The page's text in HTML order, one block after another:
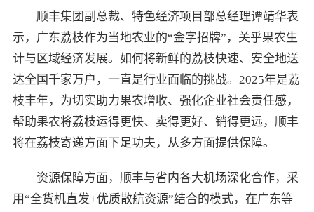
顺丰集团副总裁、特色经济项目部总经理谭靖华表
示，广东荔枝作为当地农业的“金字招牌”，关乎果农生
计与区域经济发展。如何将新鲜的荔枝快速、安全地送
达全国千家万户，一直是行业面临的挑战。2025年是荔
枝丰年，为切实助力果农增收、强化企业社会责任感，
帮助果农将荔枝运得更快、卖得更好、销得更远，顺丰
将在荔枝寄递方面下足功夫，从多方面提供保障。
资源保障方面，顺丰与省内各大机场深化合作，采
用“全货机直发+优质散航资源”结合的模式，在广东等